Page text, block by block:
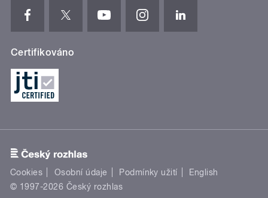
Certifikováno
Cookies Osobní údaje Podmínky užití
English
© 1997-2026 Český rozhlas